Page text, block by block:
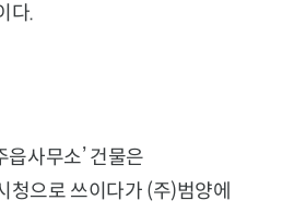
다.
읍사무소’ 건물은
청으로 쓰이다가 (주)범양에